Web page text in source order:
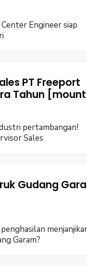
Engineer siap
PT Freeport
Tahun
pertambangan!
Sales
Gudang
Garam?